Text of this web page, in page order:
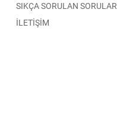
SIKÇA SORULAN SORULAR
İLETİŞİM